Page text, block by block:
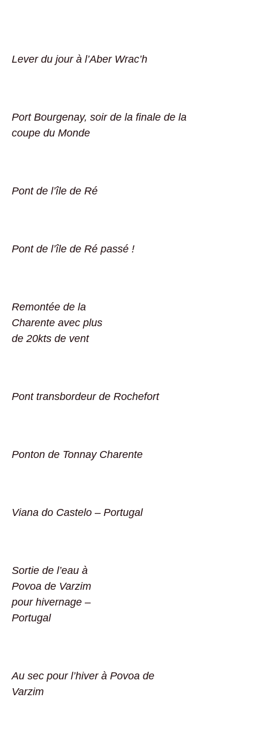
Lever du jour à l’Aber Wrac’h
Port Bourgenay, soir de la finale de la
coupe du Monde
Pont de l’île de Ré
Pont de l’île de Ré passé !
Remontée de la
Charente avec plus
de 20kts de vent
Pont transbordeur de Rochefort
Ponton de Tonnay Charente
Viana do Castelo – Portugal
Sortie de l’eau à
Povoa de Varzim
pour hivernage –
Portugal
Au sec pour l’hiver à Povoa de
Varzim